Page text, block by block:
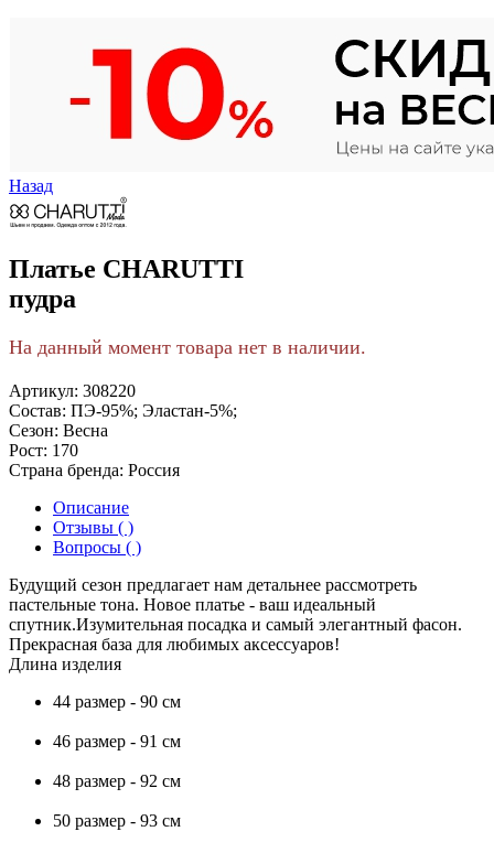
Назад
Платье CHARUTTI
пудра
На данный момент товара нет в наличии.
Артикул: 308220
Состав: ПЭ-95%; Эластан-5%;
Сезон: Весна
Рост: 170
Страна бренда: Россия
Описание
Отзывы ( )
Вопросы ( )
Будущий сезон предлагает нам детальнее рассмотреть
пастельные тона. Новое платье - ваш идеальный
спутник.Изумительная посадка и самый элегантный фасон.
Прекрасная база для любимых аксессуаров!
Длина изделия
44 размер - 90 см
46 размер - 91 см
48 размер - 92 см
50 размер - 93 см